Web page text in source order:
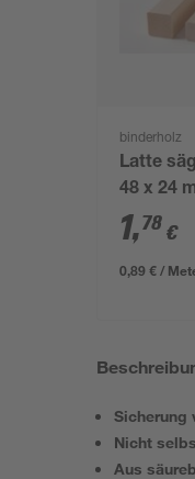
binderholz
Latte
48 x 24
1,78 €
0,89 € /
Sicherung
Nicht
Aus